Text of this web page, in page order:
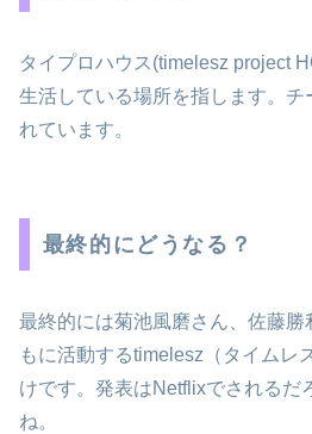
タイプロハウス(timelesz project
生活している場所を指します。チ
れています。
最終的にどうなる？
最終的には菊池風磨さん、佐藤勝
もに活動するtimelesz（タイムレ
けです。発表はNetflixでされるだ
ね。